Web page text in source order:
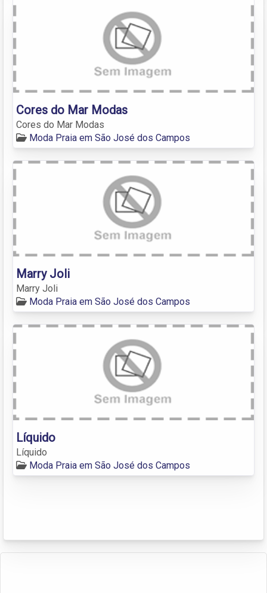
Cores do Mar Modas
Cores do Mar Modas
Moda Praia em São José dos Campos
Marry Joli
Marry Joli
Moda Praia em São José dos Campos
Líquido
Líquido
Moda Praia em São José dos Campos